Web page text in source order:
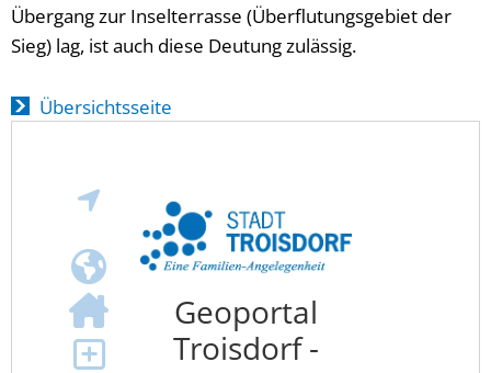
Übergang zur Inselterrasse (Überflutungsgebiet der
Sieg) lag, ist auch diese Deutung zulässig.
Übersichtsseite